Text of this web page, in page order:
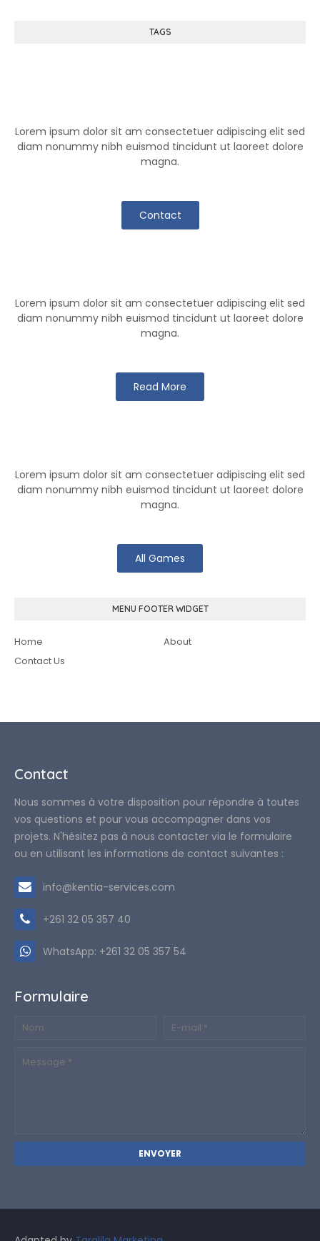
TAGS
Lorem ipsum dolor sit am consectetuer adipiscing elit sed
diam nonummy nibh euismod tincidunt ut laoreet dolore
magna.
Contact
Lorem ipsum dolor sit am consectetuer adipiscing elit sed
diam nonummy nibh euismod tincidunt ut laoreet dolore
magna.
Read More
Lorem ipsum dolor sit am consectetuer adipiscing elit sed
diam nonummy nibh euismod tincidunt ut laoreet dolore
magna.
All Games
MENU FOOTER WIDGET
Home
About
Contact Us
Contact
Nous sommes à votre disposition pour répondre à toutes
vos questions et pour vous accompagner dans vos
projets. N'hésitez pas à nous contacter via le formulaire
ou en utilisant les informations de contact suivantes :
info@kentia-services.com
+261 32 05 357 40
WhatsApp: +261 32 05 357 54
Formulaire